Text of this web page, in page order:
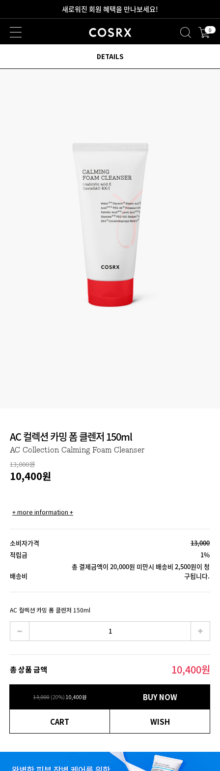
새로워진 회원 혜택을 만나보세요!
2만원 이상 무료 배송 0
AC 컬렉션 카밍 폼 클렌저 150ml
AC Collection Calming Foam Cleanser
13,000원
10,400원
+ more information +
소비자가격
13,000
적립금
1%
배송비
총 결제금액이 20,000원 미만시 배송비 2,500원이 청
구됩니다.
AC 컬렉션 카밍 폼 클렌저 150ml
총 상품 금액 10,400원
13,000 (20%) 10,400원 BUY NOW
CART WISH
DETAILS